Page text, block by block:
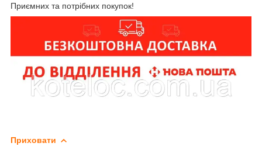
Приємних та потрібних покупок!
Приховати